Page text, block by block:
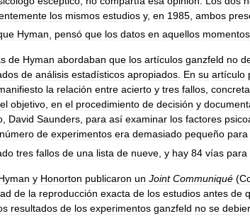
los mismos estudios y, en 1985 ambos
Hyman pensó que los datos en aquellos momentos
de Hyman abordaban que los artículos ganzfeld no
de análisis estadísticos apropiados. En su artículo
la relación entre acierto y tres fallos,
objetivo, en el procedimiento de decisión y
, David Saunders, para así examinar los factores
número de experimentos era demasiado pequeño para
tres fallos de una lista de nueve y hay 84 vías para
y Honorton publicaron un Joint Communiqué (
de la reproducción exacta de los estudios antes de
resultados de los experimentos ganzfeld no se